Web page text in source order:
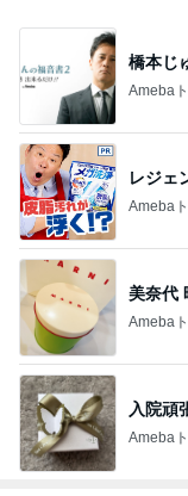
橋本じ
Ameba
レジェ
Ameba
美奈代
Ameba
入院頑
Ameba